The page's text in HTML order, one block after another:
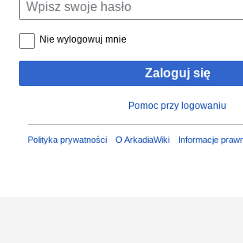
Nie wylogowuj mnie
Zaloguj się
Pomoc przy logowaniu
Polityka prywatności O ArkadiaWiki Informacje